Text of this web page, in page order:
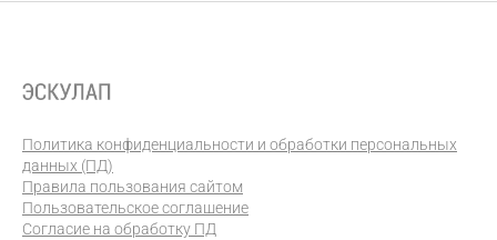
Политика конфиденциальности и обработки персональных
данных (ПД)
Правила пользования сайтом
Пользовательское соглашение
Согласие на обработку ПД